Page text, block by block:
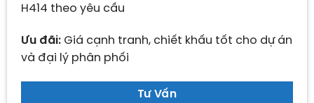
H414 theo yêu cầu
Ưu đãi:Giá cạnh tranh, chiết khấu tốt cho dự án
và đại lý phân phối
Tư Vấn